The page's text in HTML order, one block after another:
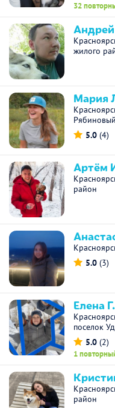
32
жилого
Мария
5.0 (4)
Артём
район
5.0 (3)
Елена Г.
поселок
5.0 (2)
1
район